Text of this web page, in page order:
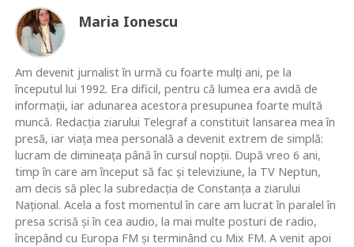
Maria Ionescu
Am devenit jurnalist în urmă cu foarte mulţi ani, pe la
începutul lui 1992. Era dificil, pentru că lumea era avidă de
informaţii, iar adunarea acestora presupunea foarte multă
muncă. Redacţia ziarului Telegraf a constituit lansarea mea în
presă, iar viaţa mea personală a devenit extrem de simplă:
lucram de dimineaţa până în cursul nopţii. După vreo 6 ani,
timp în care am început să fac şi televiziune, la TV Neptun,
am decis să plec la subredacţia de Constanţa a ziarului
Naţional. Acela a fost momentul în care am lucrat în paralel în
presa scrisă şi în cea audio, la mai multe posturi de radio,
începând cu Europa FM şi terminând cu Mix FM. A venit apoi